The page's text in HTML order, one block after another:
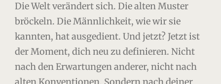
Die Welt verändert sich. Die alten Muster
bröckeln. Die Männlichkeit, wie wir sie
kannten, hat ausgedient. Und jetzt? Jetzt ist
der Moment, dich neu zu definieren. Nicht
nach den Erwartungen anderer, nicht nach